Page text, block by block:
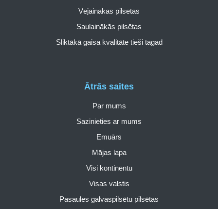
Ātrās saites
Par mums
Sazinieties ar mums
Emuārs
Mājas lapa
Visi kontinentu
Visas valstis
Pasaules galvaspilsētu pilsētas
Vējainākās pilsētas
Saulainākās pilsētas
Sliktākā gaisa kvalitāte tieši tagad